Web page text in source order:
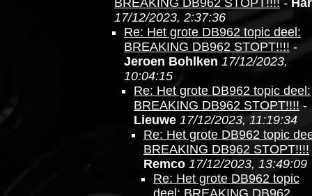
BREAKING DB962 STOPT!!!!-
17/12/2023, 2:37:36
Re: Het grote DB962 topic deel:
BREAKING DB962 STOPT!!!! -
Jeroen Bohlken 17/12/2023,
10:04:15
Re: Het grote DB962 topic deel:
BREAKING DB962 STOPT!!!!-
Lieuwe 17/12/2023, 11:19:34
Re: Het grote DB962 topic
BREAKING DB962 STOPT!!!!
Remco 17/12/2023, 13:49:09
Re: Het grote DB962 topic
deel: BREAKING DB962